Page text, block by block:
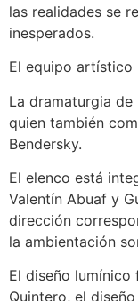
las realidades se
inesperados.
El equipo artístico
La dramaturgia de
quien también
Bendersky.
El elenco está
Valentín Abuaf y
dirección
la ambientación
El diseño lumínico
Quintero, el